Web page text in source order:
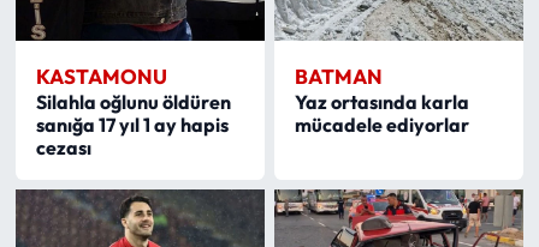
KASTAMONU
Silahla oğlunu öldüren
sanığa 17 yıl 1 ay hapis
cezası
BATMAN
Yaz ortasında karla
mücadele ediyorlar